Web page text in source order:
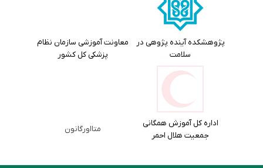
پژوهشکده آینده پژوهی در
سلامت
معاونت آموزشی سازمان نظام
پزشکی کل کشور
اداره کل آموزش همگانی
جمعیت هلال احمر
متااورگانون